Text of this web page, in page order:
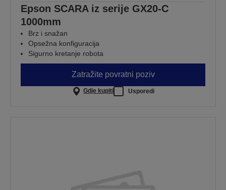
Epson SCARA iz serije GX20-C
1000mm
Brz i snažan
Opsežna konfiguracija
Sigurno kretanje robota
Zatražite povratni poziv
Gdje kupiti Usporedi